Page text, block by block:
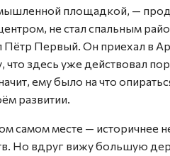
площадкой, —
не стал спальным
Пётр Первый. Он приехал в
что здесь уже действовал
ему было на что
развитии.
самом месте — историчнее
Но вдруг вижу большую